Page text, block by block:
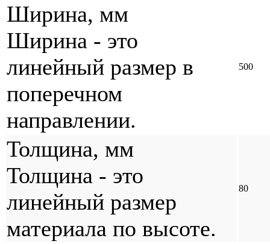
Ширина, мм
Ширина - это
линейный размер в
поперечном
направлении.
500
Толщина, мм
Толщина - это
линейный размер
материала по высоте.
80